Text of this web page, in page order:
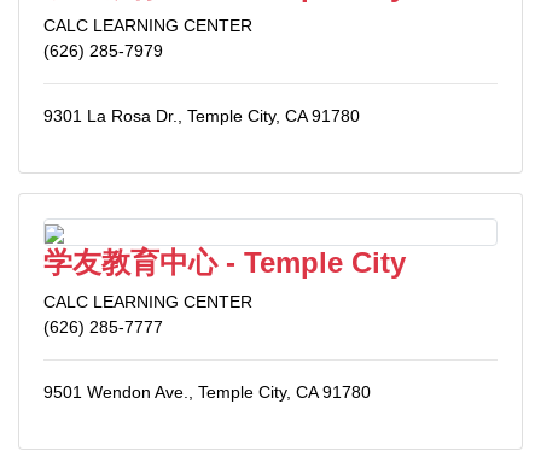
CALC LEARNING CENTER
(626) 285-7979
9301 La Rosa Dr., Temple City, CA 91780
学友教育中心 - Temple City
CALC LEARNING CENTER
(626) 285-7777
9501 Wendon Ave., Temple City, CA 91780